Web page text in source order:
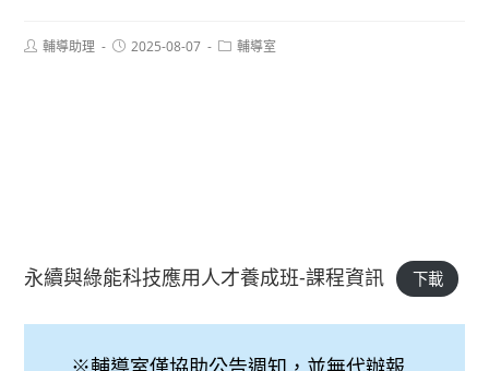
Post輔導助理
Post2025-08-07
Post輔導室
永續與綠能科技應用人才養成班-課程資訊 下載